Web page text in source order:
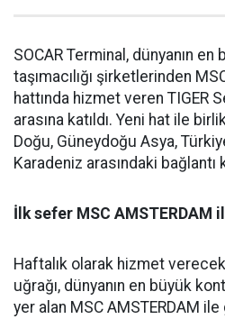
SOCAR Terminal, dünyanın
taşımacılığı şirketlerinden
hattında hizmet veren TIGER
arasına katıldı. Yeni hat ile
Doğu, Güneydoğu Asya,
Karadeniz arasındaki
İlk sefer MSC AMSTERDAM
Haftalık olarak hizmet
uğrağı, dünyanın en büyük
yer alan MSC AMSTERDAM